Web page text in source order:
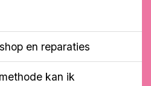
en reparaties
kan ik